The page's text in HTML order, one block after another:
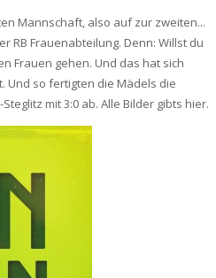
Mannschaft, also auf zur zweiten...
RB Frauenabteilung. Denn: Willst du
Frauen gehen. Und das hat sich
Und so fertigten die Mädels die
mit 3:0 ab. Alle Bilder gibts hier.